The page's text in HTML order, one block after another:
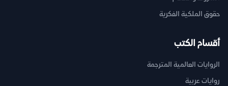
حقوق الملكية الفكرية
أقسام الكتب
الروايات العالمية المترجمة
روايات عربية